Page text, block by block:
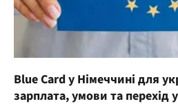
Blue Card у Німеччині для
зарплата, умови та перехід